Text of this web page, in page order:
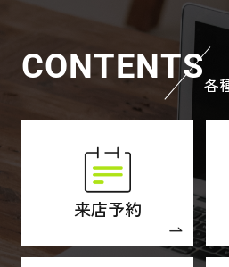
CONTENTS各
来店予約